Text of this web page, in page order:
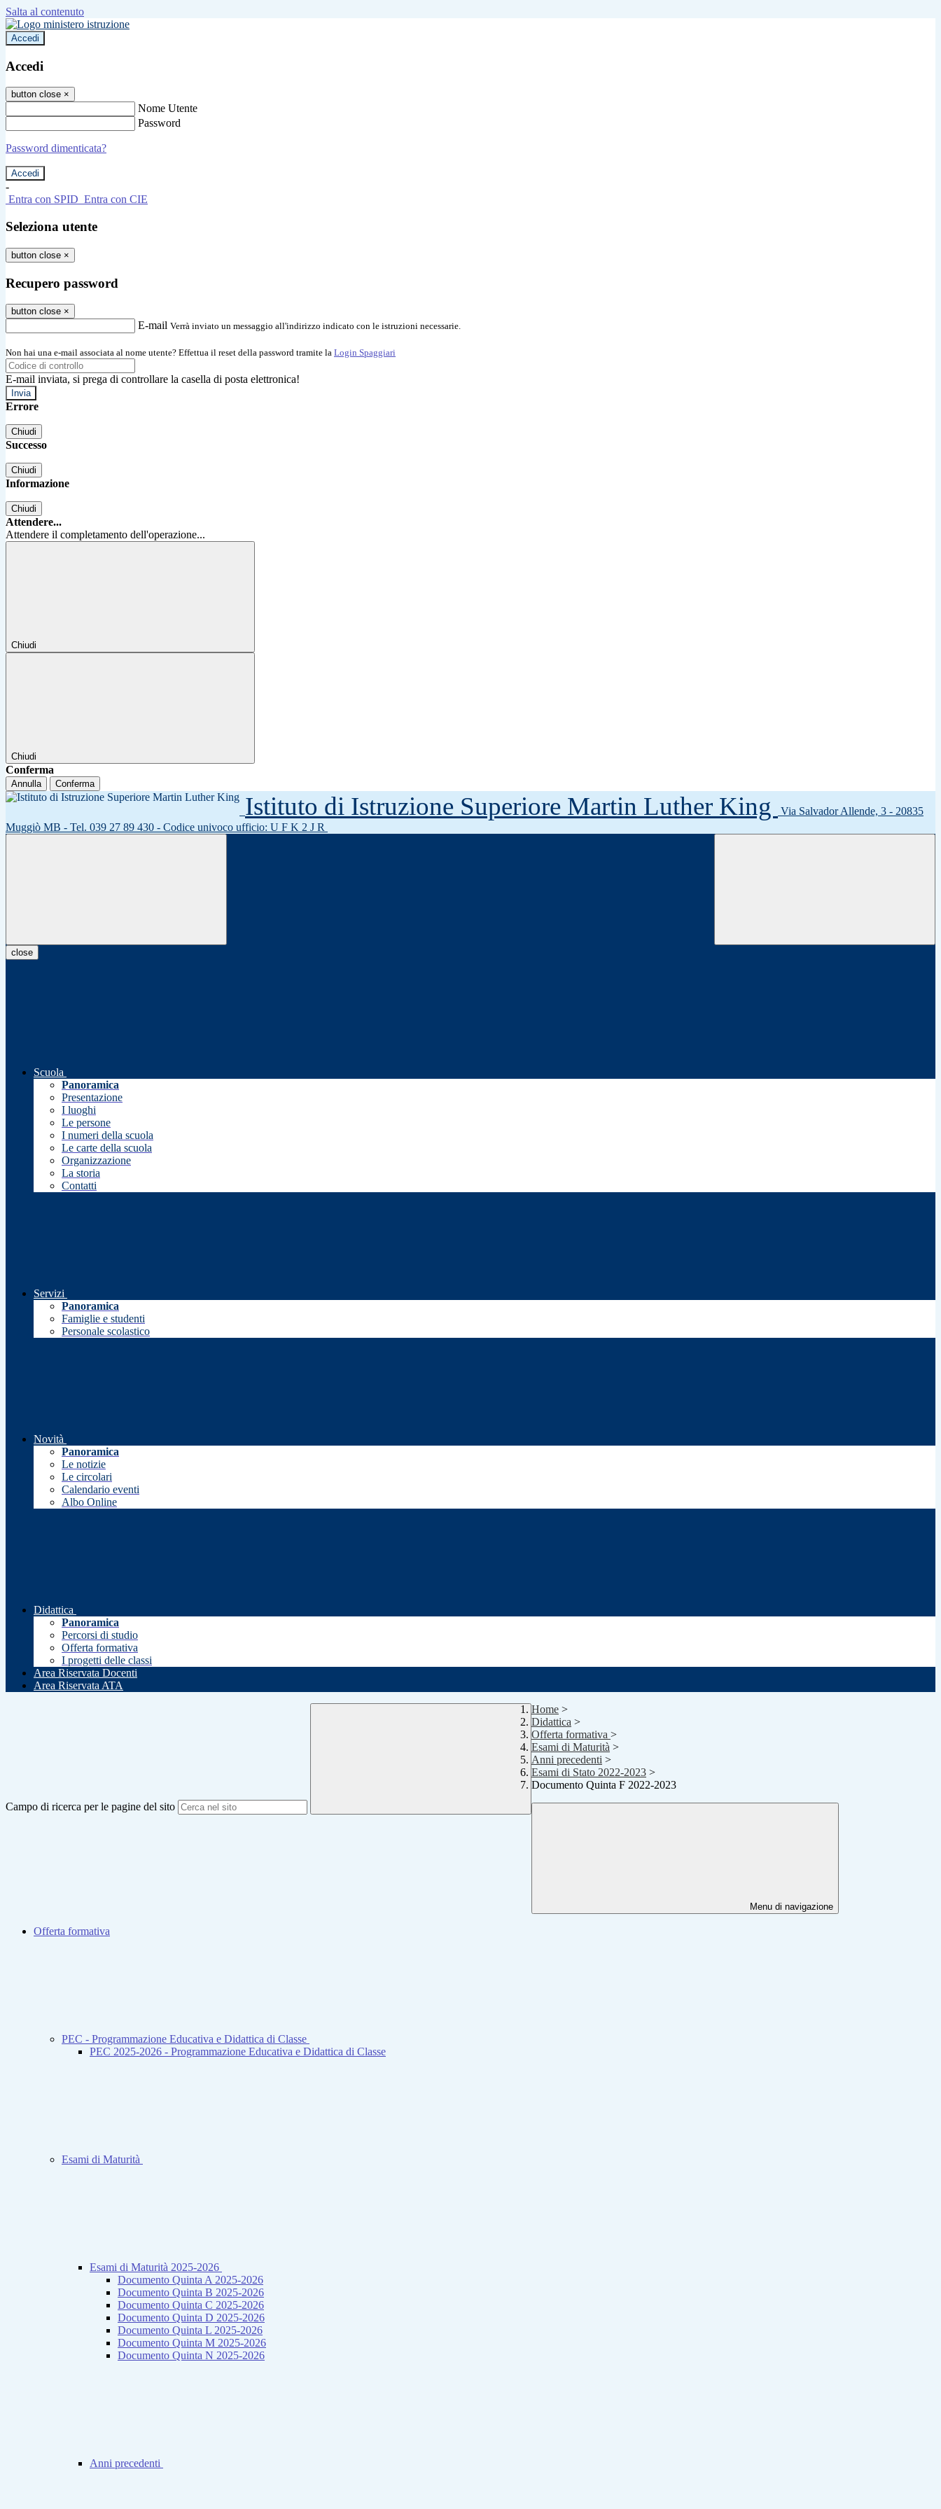
Salta al contenuto
Accedi
Accedi
button close ×
Nome Utente
Password
Password dimenticata?
-
Entra con SPID Entra con CIE
Seleziona utente
button close ×
Recupero password
button close ×
E-mail Verrà inviato un messaggio all'indirizzo indicato con le istruzioni necessarie.
Non hai una e-mail associata al nome utente? Effettua il reset della password tramite la Login Spaggiari
E-mail inviata, si prega di controllare la casella di posta elettronica!
Errore
Chiudi
Successo
Chiudi
Informazione
Chiudi
Attendere...
Attendere il completamento dell'operazione...
Chiudi
Chiudi
Conferma
Annulla Conferma
Istituto di Istruzione Superiore Martin Luther King
Via Salvador Allende, 3 - 20835
Muggiò MB - Tel. 039 27 89 430 - Codice univoco ufficio: U F K 2 J R
close
Scuola
Panoramica
Presentazione
I luoghi
Le persone
I numeri della scuola
Le carte della scuola
Organizzazione
La storia
Contatti
Servizi
Panoramica
Famiglie e studenti
Personale scolastico
Novità
Panoramica
Le notizie
Le circolari
Calendario eventi
Albo Online
Didattica
Panoramica
Percorsi di studio
Offerta formativa
I progetti delle classi
Area Riservata Docenti
Area Riservata ATA
Campo di ricerca per le pagine del sito
Home >
Didattica >
Offerta formativa >
Esami di Maturità >
Anni precedenti >
Esami di Stato 2022-2023 >
Documento Quinta F 2022-2023
Menu di navigazione
Offerta formativa
PEC - Programmazione Educativa e Didattica di Classe
PEC 2025-2026 - Programmazione Educativa e Didattica di Classe
Esami di Maturità
Esami di Maturità 2025-2026
Documento Quinta A 2025-2026
Documento Quinta B 2025-2026
Documento Quinta C 2025-2026
Documento Quinta D 2025-2026
Documento Quinta L 2025-2026
Documento Quinta M 2025-2026
Documento Quinta N 2025-2026
Anni precedenti